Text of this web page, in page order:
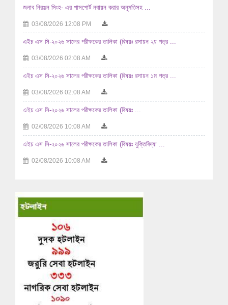
জনাব নিরঞ্জন সিংহ- এর পাসপোর্ট নবায়ন করার অনুমতিসহ ...
03/08/2026 12:08 PM
এইচ এস সি-২০২৬ সালের পরীক্ষকের তালিকা (বিষয়ঃ রসায়ন ২য় পত্র ...
03/08/2026 02:08 AM
এইচ এস সি-২০২৬ সালের পরীক্ষকের তালিকা (বিষয়ঃ রসায়ন ১ম পত্র ...
03/08/2026 02:08 AM
এইচ এস সি-২০২৬ সালের পরীক্ষকের তালিকা (বিষয়ঃ ...
02/08/2026 10:08 AM
এইচ এস সি-২০২৬ সালের পরীক্ষকের তালিকা (বিষয়ঃ যুক্তিবিদ্যা ...
02/08/2026 10:08 AM
এইচ এস সি-২০২৬ সালের পরীক্ষকের তালিকা (বিষয়ঃ ...
29/07/2026 04:07 AM
এইচ এস সি-২০২৬ সালের পরীক্ষকের তালিকা (বিষয়ঃ হিসাববিজ্ঞান ...
29/07/2026 04:07 AM
এইচ এস সি-২০২৬ সালের পরীক্ষকের তালিকা (বিষয়ঃ হিসাববিজ্ঞান ...
29/07/2026 04:07 AM